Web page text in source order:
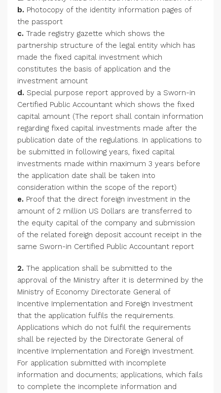
b. Photocopy of the identity information pages of
the passport
c. Trade registry gazette which shows the
partnership structure of the legal entity which has
made the fixed capital investment which
constitutes the basis of application and the
investment amount
d. Special purpose report approved by a Sworn-in
Certified Public Accountant which shows the fixed
capital amount (The report shall contain information
regarding fixed capital investments made after the
publication date of the regulations. In applications to
be submitted in following years, fixed capital
investments made within maximum 3 years before
the application date shall be taken into
consideration within the scope of the report)
e. Proof that the direct foreign investment in the
amount of 2 million US Dollars are transferred to
the equity capital of the company and submission
of the related foreign deposit account receipt in the
same Sworn-in Certified Public Accountant report
2. The application shall be submitted to the
approval of the Ministry after it is determined by the
Ministry of Economy Directorate General of
Incentive Implementation and Foreign Investment
that the application fulfils the requirements.
Applications which do not fulfil the requirements
shall be rejected by the Directorate General of
Incentive Implementation and Foreign Investment.
For application submitted with incomplete
information and documents; applications, which fails
to complete the incomplete information and